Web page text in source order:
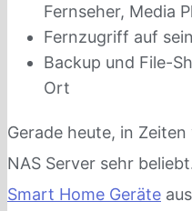
Fernseher, Media
Fernzugriff auf
Backup und File-
Ort
Gerade heute, in
NAS Server sehr
Smart Home Geräte